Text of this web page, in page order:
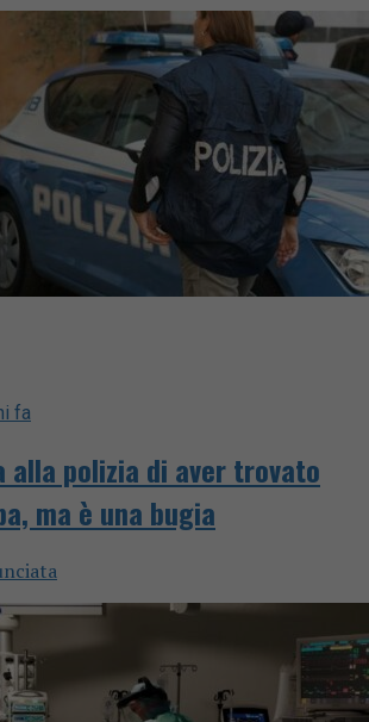
fa
alla polizia di aver trovato
ma è una bugia